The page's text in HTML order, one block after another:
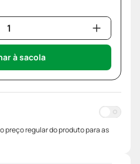
à sacola
preço regular do produto para as